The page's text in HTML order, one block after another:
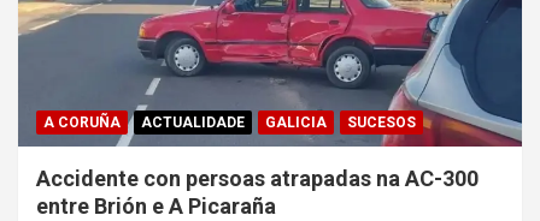
A CORUÑA ACTUALIDADE GALICIA SUCESOS
Accidente con persoas atrapadas na AC-300
entre Brión e A Picaraña